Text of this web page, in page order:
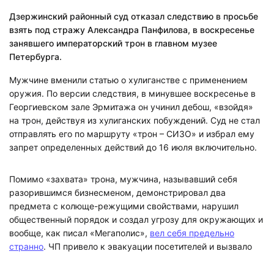
Дзержинский районный суд отказал следствию в просьбе
взять под стражу Александра Панфилова, в воскресенье
занявшего императорский трон в главном музее
Петербурга.
Мужчине вменили статью о хулиганстве с применением
оружия. По версии следствия, в минувшее воскресенье в
Георгиевском зале Эрмитажа он учинил дебош, «взойдя»
на трон, действуя из хулиганских побуждений. Суд не стал
отправлять его по маршруту «трон – СИЗО» и избрал ему
запрет определенных действий до 16 июля включительно.
Помимо «захвата» трона, мужчина, называвший себя
разорившимся бизнесменом, демонстрировал два
предмета с колюще-режущими свойствами, нарушил
общественный порядок и создал угрозу для окружающих и
вообще, как писал «Мегаполис», вел себя предельно
странно. ЧП привело к эвакуации посетителей и вызвало